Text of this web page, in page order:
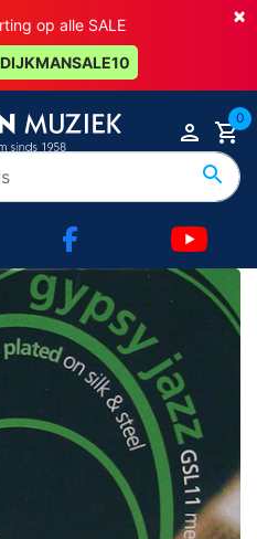
×
op alle SALE
0